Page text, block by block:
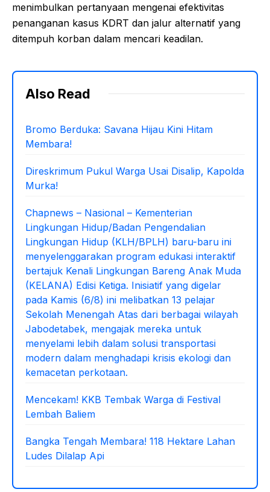
menimbulkan pertanyaan mengenai efektivitas
penanganan kasus KDRT dan jalur alternatif yang
ditempuh korban dalam mencari keadilan.
Also Read
Bromo Berduka: Savana Hijau Kini Hitam
Membara!
Direskrimum Pukul Warga Usai Disalip, Kapolda
Murka!
Chapnews – Nasional – Kementerian
Lingkungan Hidup/Badan Pengendalian
Lingkungan Hidup (KLH/BPLH) baru-baru ini
menyelenggarakan program edukasi interaktif
bertajuk Kenali Lingkungan Bareng Anak Muda
(KELANA) Edisi Ketiga. Inisiatif yang digelar
pada Kamis (6/8) ini melibatkan 13 pelajar
Sekolah Menengah Atas dari berbagai wilayah
Jabodetabek, mengajak mereka untuk
menyelami lebih dalam solusi transportasi
modern dalam menghadapi krisis ekologi dan
kemacetan perkotaan.
Mencekam! KKB Tembak Warga di Festival
Lembah Baliem
Bangka Tengah Membara! 118 Hektare Lahan
Ludes Dilalap Api